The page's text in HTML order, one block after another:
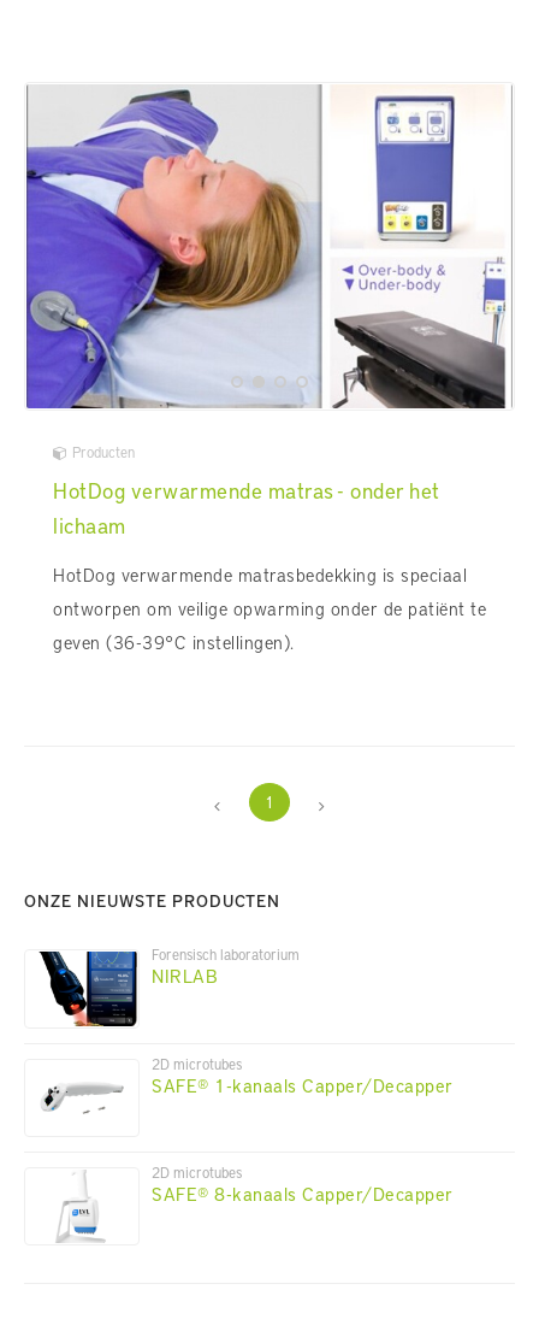
Producten
HotDog verwarmende matras - onder het
lichaam
HotDog verwarmende matrasbedekking is speciaal
ontworpen om veilige opwarming onder de patiënt te
geven (36-39°C instellingen).
1
ONZE NIEUWSTE PRODUCTEN
Forensisch laboratorium
NIRLAB
2D microtubes
SAFE® 1-kanaals Capper/Decapper
2D microtubes
SAFE® 8-kanaals Capper/Decapper